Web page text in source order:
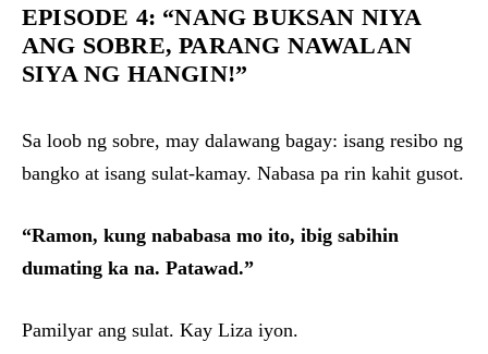
EPISODE 4: “NANG BUKSAN NIYA
ANG SOBRE, PARANG NAWALAN
SIYA NG HANGIN!”
Sa loob ng sobre, may dalawang bagay: isang resibo ng
bangko at isang sulat-kamay. Nabasa pa rin kahit gusot.
“Ramon, kung nababasa mo ito, ibig sabihin
dumating ka na. Patawad.”
Pamilyar ang sulat. Kay Liza iyon.